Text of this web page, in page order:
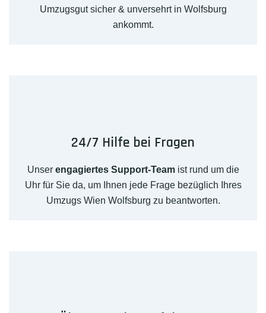
Umzugsgut sicher & unversehrt in Wolfsburg
ankommt.
24/7 Hilfe bei Fragen
Unser engagiertes Support-Teamist rund um die
Uhr für Sie da, um Ihnen jede Frage bezüglich Ihres
Umzugs Wien Wolfsburg zu beantworten.